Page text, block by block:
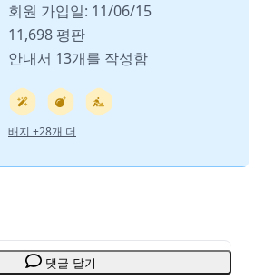
회원 가입일: 11/06/15
11,698 평판
안내서 13개를 작성함
배지 +28개 더
댓글 달기